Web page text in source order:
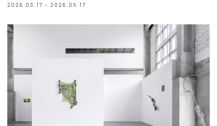
2026.03.17 - 2026.05.17